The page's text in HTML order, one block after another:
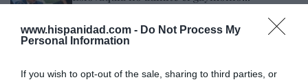
www.hispanidad.com - Do Not Process My
Personal Information
If you wish to opt-out of the sale, sharing to third parties, or
bendecido en otros miembros de la Unión
Europea
Eulogio López